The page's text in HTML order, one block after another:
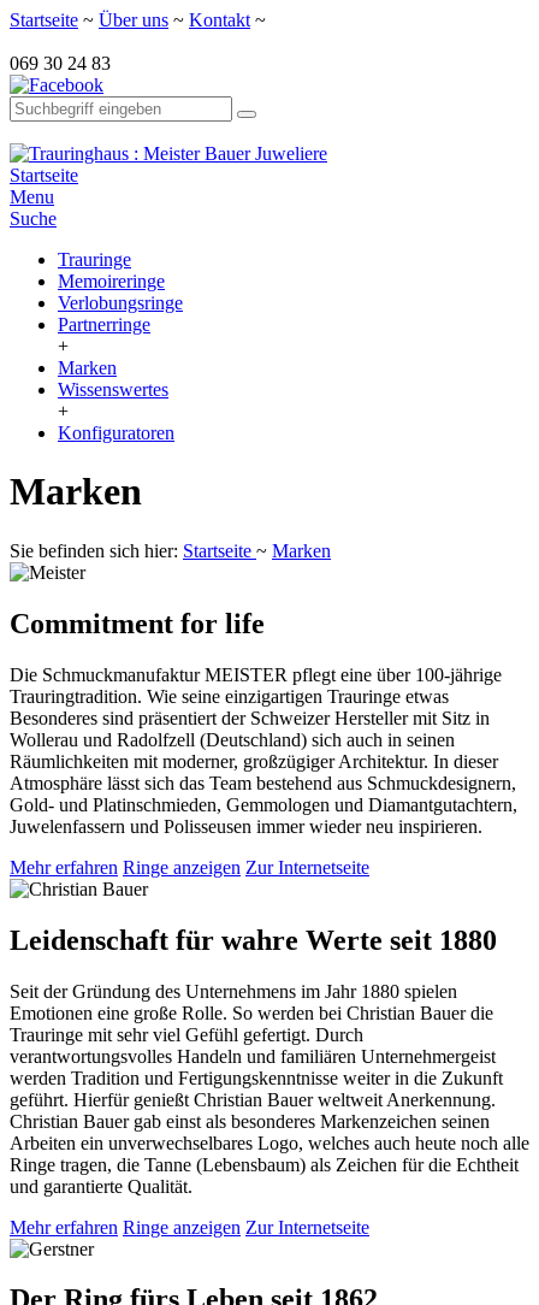
Startseite ~ Über uns ~ Kontakt ~
069 30 24 83
Startseite
Menu
Suche
Trauringe
Memoireringe
Verlobungsringe
Partnerringe
+
Marken
Wissenswertes
+
Konfiguratoren
Marken
Sie befinden sich hier: Startseite ~ Marken
Commitment for life
Die Schmuckmanufaktur MEISTER pflegt eine über 100-jährige
Trauringtradition. Wie seine einzigartigen Trauringe etwas
Besonderes sind präsentiert der Schweizer Hersteller mit Sitz in
Wollerau und Radolfzell (Deutschland) sich auch in seinen
Räumlichkeiten mit moderner, großzügiger Architektur. In dieser
Atmosphäre lässt sich das Team bestehend aus Schmuckdesignern,
Gold- und Platinschmieden, Gemmologen und Diamantgutachtern,
Juwelenfassern und Polisseusen immer wieder neu inspirieren.
Mehr erfahren Ringe anzeigen Zur Internetseite
Leidenschaft für wahre Werte seit 1880
Seit der Gründung des Unternehmens im Jahr 1880 spielen
Emotionen eine große Rolle. So werden bei Christian Bauer die
Trauringe mit sehr viel Gefühl gefertigt. Durch
verantwortungsvolles Handeln und familiären Unternehmergeist
werden Tradition und Fertigungskenntnisse weiter in die Zukunft
geführt. Hierfür genießt Christian Bauer weltweit Anerkennung.
Christian Bauer gab einst als besonderes Markenzeichen seinen
Arbeiten ein unverwechselbares Logo, welches auch heute noch alle
Ringe tragen, die Tanne (Lebensbaum) als Zeichen für die Echtheit
und garantierte Qualität.
Mehr erfahren Ringe anzeigen Zur Internetseite